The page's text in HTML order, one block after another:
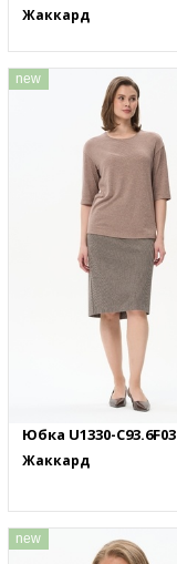
Жаккард
new
Юбка U1330-C93.6F03
Жаккард
new